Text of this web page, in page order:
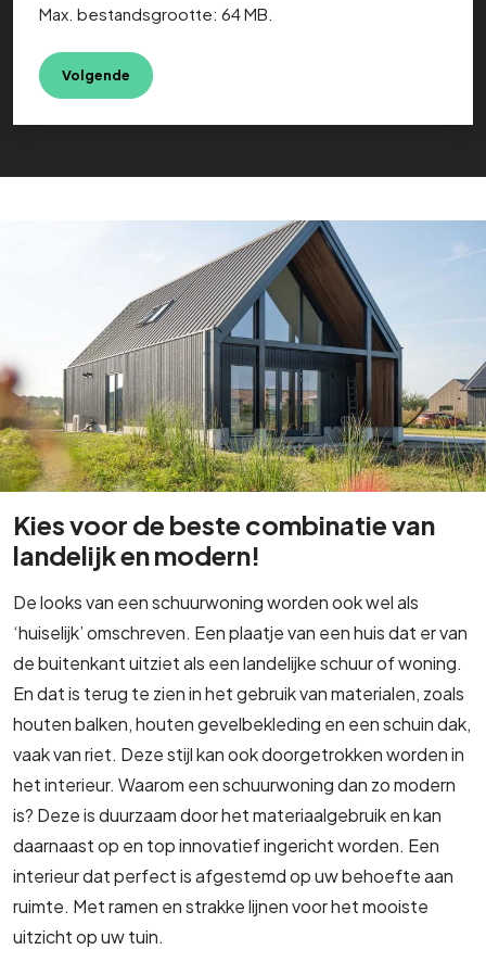
Max. bestandsgrootte: 64 MB.
Kies voor de beste combinatie van
landelijk en modern!
De looks van een schuurwoning worden ook wel als
‘huiselijk’ omschreven. Een plaatje van een huis dat er van
de buitenkant uitziet als een landelijke schuur of woning.
En dat is terug te zien in het gebruik van materialen, zoals
houten balken, houten gevelbekleding en een schuin dak,
vaak van riet. Deze stijl kan ook doorgetrokken worden in
het interieur. Waarom een schuurwoning dan zo modern
is? Deze is duurzaam door het materiaalgebruik en kan
daarnaast op en top innovatief ingericht worden. Een
interieur dat perfect is afgestemd op uw behoefte aan
ruimte. Met ramen en strakke lijnen voor het mooiste
uitzicht op uw tuin.